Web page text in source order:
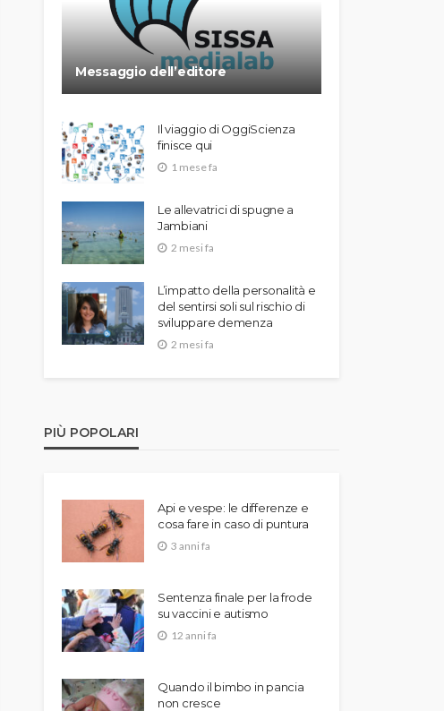
Messaggio dell’editore
Il viaggio di OggiScienza
finisce qui
1 mese fa
Le allevatrici di spugne a
Jambiani
2 mesi fa
L’impatto della personalità e
del sentirsi soli sul rischio di
sviluppare demenza
2 mesi fa
PIÙ POPOLARI
Api e vespe: le differenze e
cosa fare in caso di puntura
3 anni fa
Sentenza finale per la frode
su vaccini e autismo
12 anni fa
Quando il bimbo in pancia
non cresce